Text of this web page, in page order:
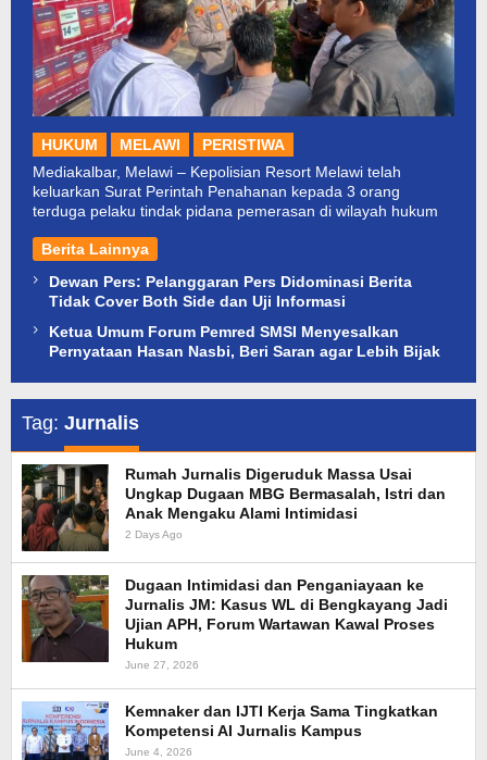
HUKUM MELAWI
PERISTIWA
Mediakalbar, Melawi – Kepolisian Resort Melawi telah
keluarkan Surat Perintah Penahanan kepada 3 orang
terduga pelaku tindak pidana pemerasan di wilayah hukum
Berita Lainnya
Dewan Pers: Pelanggaran Pers Didominasi Berita
Tidak Cover Both Side dan Uji Informasi
Ketua Umum Forum Pemred SMSI Menyesalkan
Pernyataan Hasan Nasbi, Beri Saran agar Lebih Bijak
Tag: Jurnalis
Rumah Jurnalis Digeruduk Massa Usai
Ungkap Dugaan MBG Bermasalah, Istri dan
Anak Mengaku Alami Intimidasi
2 Days Ago
Dugaan Intimidasi dan Penganiayaan ke
Jurnalis JM: Kasus WL di Bengkayang Jadi
Ujian APH, Forum Wartawan Kawal Proses
Hukum
June 27, 2026
Kemnaker dan IJTI Kerja Sama Tingkatkan
Kompetensi AI Jurnalis Kampus
June 4, 2026